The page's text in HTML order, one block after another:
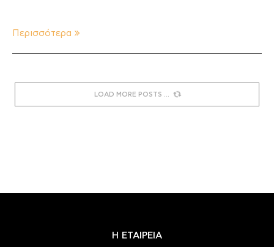
Περισσότερα
LOAD MORE POSTS
Η ΕΤΑΙΡΕΙΑ